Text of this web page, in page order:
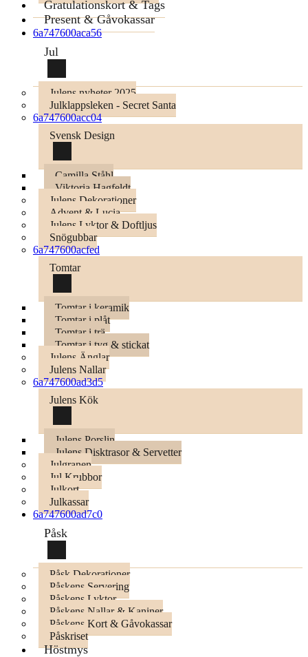
Gratulationskort & Tags
Present & Gåvokassar
6a747600aca56
Jul
Julens nyheter 2025
Julklappsleken - Secret Santa
6a747600acc04
Svensk Design
Camilla Ståhl
Viktoria Hagfeldt
Julens Dekorationer
Advent & Lucia
Julens Lyktor & Doftljus
Snögubbar
6a747600acfed
Tomtar
Tomtar i keramik
Tomtar i plåt
Tomtar i trä
Tomtar i tyg & stickat
Julens Änglar
Julens Nallar
6a747600ad3d5
Julens Kök
Julens Porslin
Julens Disktrasor & Servetter
Julgranen
Jul Krubbor
Julkort
Julkassar
6a747600ad7c0
Påsk
Påsk Dekorationer
Påskens Servering
Påskens Lyktor
Påskens Nallar & Kaniner
Påskens Kort & Gåvokassar
Påskriset
Höstmys